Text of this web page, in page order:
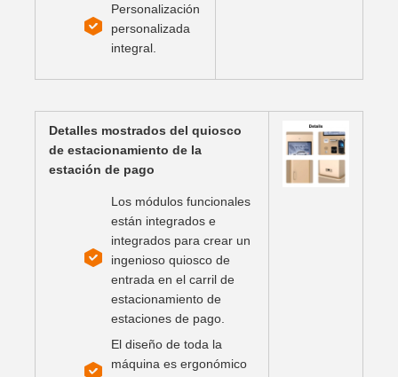
Personalización
personalizada
integral.
Detalles mostrados del quiosco
de estacionamiento de la
estación de pago
Los módulos funcionales
están integrados e
integrados para crear un
ingenioso quiosco de
entrada en el carril de
estacionamiento de
estaciones de pago.
El diseño de toda la
máquina es ergonómico